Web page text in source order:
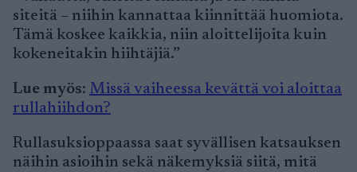
siteitä – niihin kannattaa kiinnittää huomiota.
Tämä koskee kaikkia, niin aloittelijoita kuin
kokeneitakin hiihtäjiä.”
Lue myös: Missä vaiheessa kevättä voi aloittaa
rullahiihdon?
Rullasuksioppaassa saat syvällisen katsauksen
näihin asioihin sekä näkemyksiä siitä, mitä